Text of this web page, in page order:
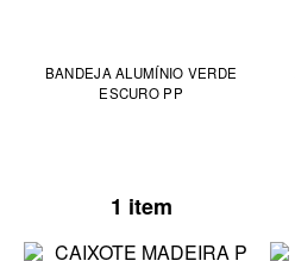
BANDEJA ALUMÍNIO VERDE
ESCURO PP
1 item